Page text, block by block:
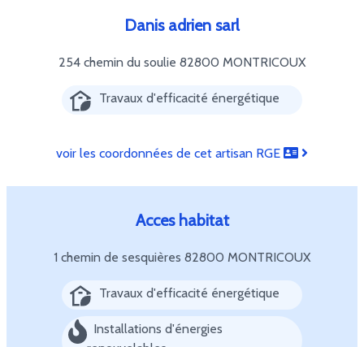
Danis adrien sarl
254 chemin du soulie 82800 MONTRICOUX
Travaux d'efficacité énergétique
voir les coordonnées de cet artisan RGE
Acces habitat
1 chemin de sesquières 82800 MONTRICOUX
Travaux d'efficacité énergétique
Installations d'énergies